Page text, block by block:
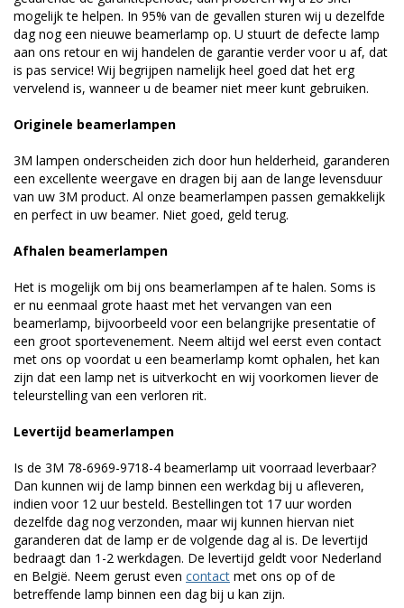
mogelijk te helpen. In 95% van de gevallen sturen wij u dezelfde
dag nog een nieuwe beamerlamp op. U stuurt de defecte lamp
aan ons retour en wij handelen de garantie verder voor u af, dat
is pas service! Wij begrijpen namelijk heel goed dat het erg
vervelend is, wanneer u de beamer niet meer kunt gebruiken.
Originele beamerlampen
3M lampen onderscheiden zich door hun helderheid, garanderen
een excellente weergave en dragen bij aan de lange levensduur
van uw 3M product. Al onze beamerlampen passen gemakkelijk
en perfect in uw beamer. Niet goed, geld terug.
Afhalen beamerlampen
Het is mogelijk om bij ons beamerlampen af te halen. Soms is
er nu eenmaal grote haast met het vervangen van een
beamerlamp, bijvoorbeeld voor een belangrijke presentatie of
een groot sportevenement. Neem altijd wel eerst even contact
met ons op voordat u een beamerlamp komt ophalen, het kan
zijn dat een lamp net is uitverkocht en wij voorkomen liever de
teleurstelling van een verloren rit.
Levertijd beamerlampen
Is de 3M 78-6969-9718-4 beamerlamp uit voorraad leverbaar?
Dan kunnen wij de lamp binnen een werkdag bij u afleveren,
indien voor 12 uur besteld. Bestellingen tot 17 uur worden
dezelfde dag nog verzonden, maar wij kunnen hiervan niet
garanderen dat de lamp er de volgende dag al is. De levertijd
bedraagt dan 1-2 werkdagen. De levertijd geldt voor Nederland
en België. Neem gerust even contact met ons op of de
betreffende lamp binnen een dag bij u kan zijn.